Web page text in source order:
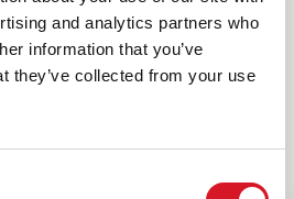
and analytics partners who
information that you’ve
they’ve collected from your use
Masonite Beams Flexibla
Gäster